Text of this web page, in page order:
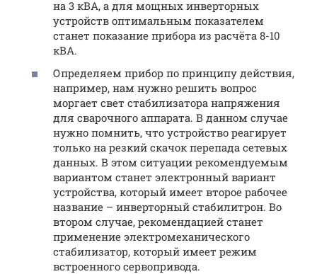
на 3 кВА, а для мощных инверторных
устройств оптимальным показателем
станет показание прибора из расчёта 8-10
кВА.
Определяем прибор по принципу действия,
например, нам нужно решить вопрос
моргает свет стабилизатора напряжения
для сварочного аппарата. В данном случае
нужно помнить, что устройство реагирует
только на резкий скачок перепада сетевых
данных. В этом ситуации рекомендуемым
вариантом станет электронный вариант
устройства, который имеет второе рабочее
название – инверторный стабилитрон. Во
втором случае, рекомендацией станет
применение электромеханического
стабилизатор, который имеет режим
встроенного сервопривода.